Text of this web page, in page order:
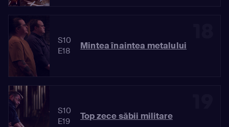
S10
E18
Mintea înaintea metalului
S10
E19
Top zece săbii militare